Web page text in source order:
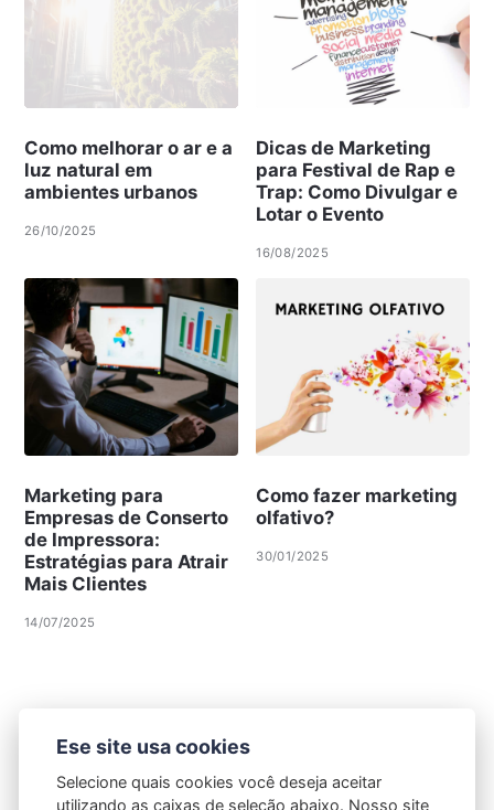
Como melhorar o ar e a
luz natural em
ambientes urbanos
26/10/2025
Dicas de Marketing
para Festival de Rap e
Trap: Como Divulgar e
Lotar o Evento
16/08/2025
Marketing para
Empresas de Conserto
de Impressora:
Estratégias para Atrair
Mais Clientes
14/07/2025
Como fazer marketing
olfativo?
30/01/2025
Ese site usa cookies
Selecione quais cookies você deseja aceitar
utilizando as caixas de seleção abaixo. Nosso site